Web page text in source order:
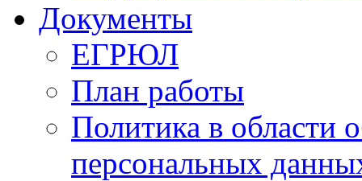
Документы
ЕГРЮЛ
План работы
Политика в области
персональных